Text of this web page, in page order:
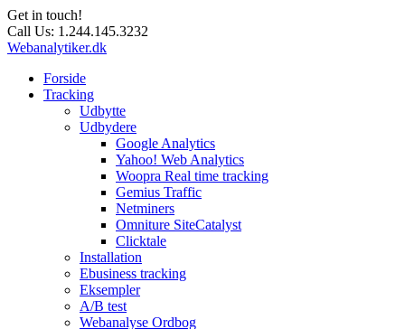
Get in touch!
Call Us: 1.244.145.3232
Webanalytiker.dk
Forside
Tracking
Udbytte
Udbydere
Google Analytics
Yahoo! Web Analytics
Woopra Real time tracking
Gemius Traffic
Netminers
Omniture SiteCatalyst
Clicktale
Installation
Ebusiness tracking
Eksempler
A/B test
Webanalyse Ordbog